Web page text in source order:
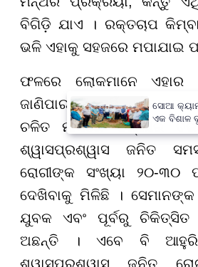
ବିଗିଡ଼ି ଯାଏ । ରକ୍ତଚାପ
ଭଳି ଏହାକୁ ସହଜରେ ମପାଯାଇ
ଫଳରେ ଲୋକମାନେ ଏହାର
ଜାଣିପାରନ୍ତି ନାହିଁ ।
ଚଳିତ ମାସରେ ଦିଲ୍ଲୀର
ଶ୍ୱାସପ୍ରଶ୍ୱାସ ଜନିତ
ରୋଗୀଙ୍କ ସଂଖ୍ୟା ୨୦-୩୦
ଦେଖିବାକୁ ମିଳିଛି ।
ଯୁବକ ଏବଂ ପୂର୍ବରୁ ଚିକିତ୍ସିତ
ଅଛନ୍ତି । ଏବେ ବି
ଶ୍ୱାସପ୍ରଶ୍ୱାସ ଜନିତ
ସୋଆ
ଏକ ବିଶାଳ
କ୍ୟାମ୍ପସ
କୁଳପତି